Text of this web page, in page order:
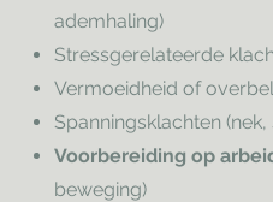
ademhaling)
Stressgerelateerde
Vermoeidheid of
Spanningsklachten
Voorbereiding op
beweging)